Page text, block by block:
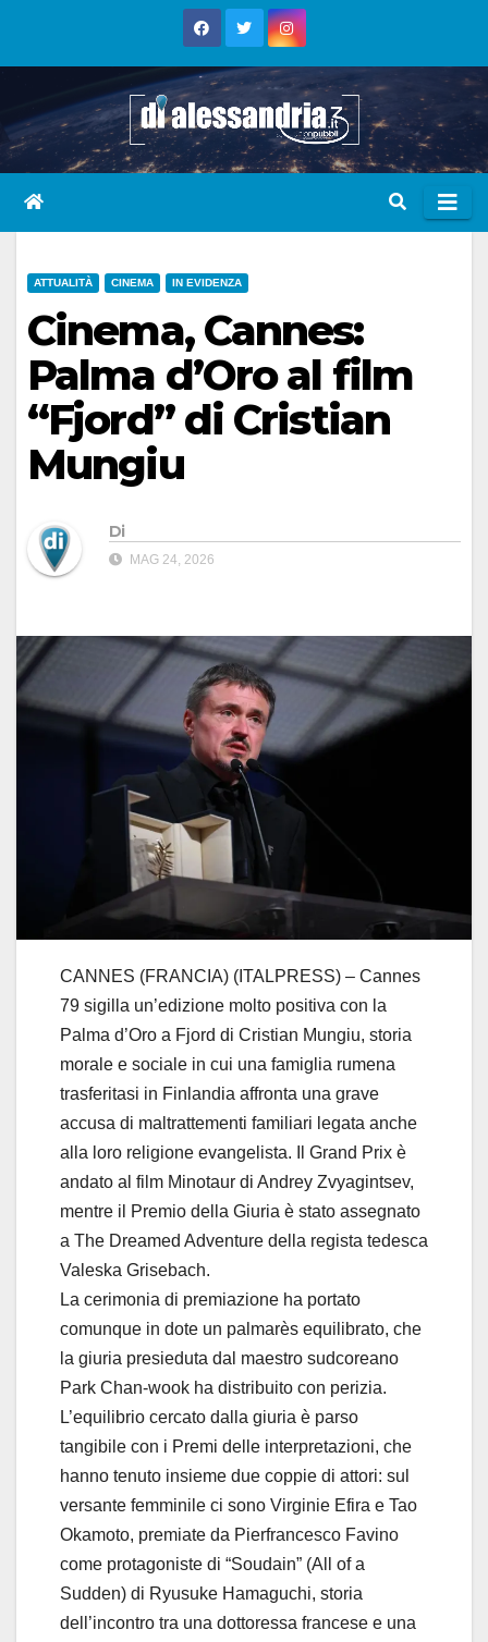
ATTUALITÀ CINEMA IN EVIDENZA
Cinema, Cannes:
Palma d’Oro al film
“Fjord” di Cristian
Mungiu
Di
MAG 24, 2026
CANNES (FRANCIA) (ITALPRESS) – Cannes
79 sigilla un’edizione molto positiva con la
Palma d’Oro a Fjord di Cristian Mungiu, storia
morale e sociale in cui una famiglia rumena
trasferitasi in Finlandia affronta una grave
accusa di maltrattementi familiari legata anche
alla loro religione evangelista. Il Grand Prix è
andato al film Minotaur di Andrey Zvyagintsev,
mentre il Premio della Giuria è stato assegnato
a The Dreamed Adventure della regista tedesca
Valeska Grisebach.
La cerimonia di premiazione ha portato
comunque in dote un palmarès equilibrato, che
la giuria presieduta dal maestro sudcoreano
Park Chan-wook ha distribuito con perizia.
L’equilibrio cercato dalla giuria è parso
tangibile con i Premi delle interpretazioni, che
hanno tenuto insieme due coppie di attori: sul
versante femminile ci sono Virginie Efira e Tao
Okamoto, premiate da Pierfrancesco Favino
come protagoniste di “Soudain” (All of a
Sudden) di Ryusuke Hamaguchi, storia
dell’incontro tra una dottoressa francese e una